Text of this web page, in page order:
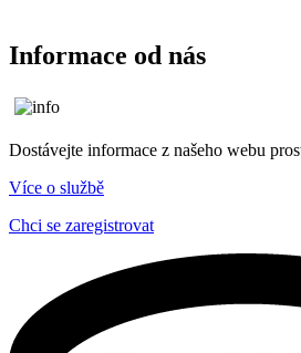
Informace od nás
Dostávejte informace z našeho webu
Více o službě
Chci se zaregistrovat